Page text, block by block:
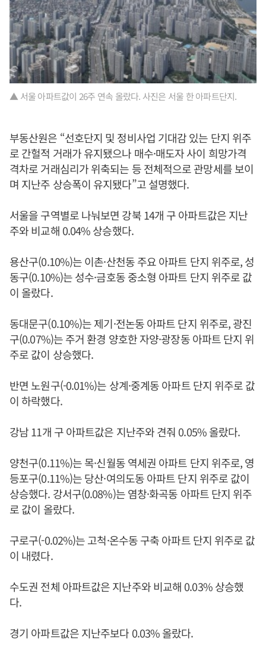
▲ 서울 아파트값이 26주 연속 올랐다. 사진은 서울 한 아파트단지.
부동산원은 “선호단지 및 정비사업 기대감 있는 단지 위주
로 간헐적 거래가 유지됐으나 매수·매도자 사이 희망가격
격차로 거래심리가 위축되는 등 전체적으로 관망세를 보이
며 지난주 상승폭이 유지됐다”고 설명했다.
서울을 구역별로 나눠보면 강북 14개 구 아파트값은 지난
주와 비교해 0.04% 상승했다.
용산구(0.10%)는 이촌·산천동 주요 아파트 단지 위주로, 성
동구(0.10%)는 성수·금호동 중소형 아파트 단지 위주로 값
이 올랐다.
동대문구(0.10%)는 제기·전논동 아파트 단지 위주로, 광진
구(0.07%)는 주거 환경 양호한 자양·광장동 아파트 단지 위
주로 값이 상승했다.
반면 노원구(-0.01%)는 상계·중계동 아파트 단지 위주로 값
이 하락했다.
강남 11개 구 아파트값은 지난주와 견줘 0.05% 올랐다.
양천구(0.11%)는 목·신월동 역세권 아파트 단지 위주로, 영
등포구(0.11%)는 당산·여의도동 아파트 단지 위주로 값이
상승했다. 강서구(0.08%)는 염창·화곡동 아파트 단지 위주
로 값이 올랐다.
구로구(-0.02%)는 고척·온수동 구축 아파트 단지 위주로 값
이 내렸다.
수도권 전체 아파트값은 지난주와 비교해 0.03% 상승했
다.
경기 아파트값은 지난주보다 0.03% 올랐다.